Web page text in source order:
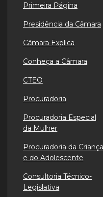
Primeira Página
Presidência da Câmara
Câmara Explica
Conheça a Câmara
CTEO
Procuradoria
Procuradoria Especial
da Mulher
Procuradoria da Criança
e do Adolescente
Consultoria Técnico-
Legislativa